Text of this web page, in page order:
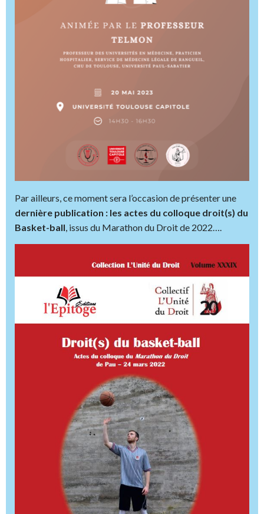
Par ailleurs, ce moment sera l’occasion de présenter une
dernière publication : les actes du colloque droit(s) du
Basket-ball, issus du Marathon du Droit de 2022….